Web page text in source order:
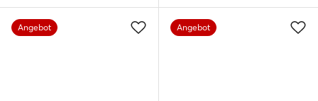
Angebot Angebot